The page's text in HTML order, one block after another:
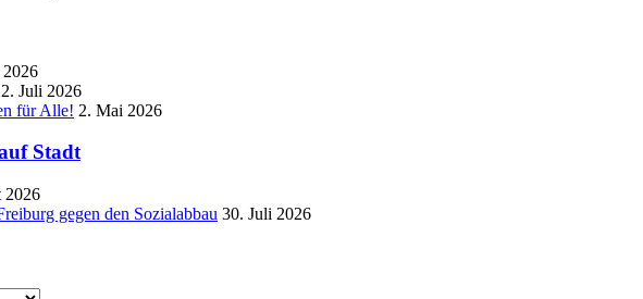
2026
Juli 2026
für Alle! 2. Mai 2026
Stadt
2026
gegen den Sozialabbau 30. Juli 2026